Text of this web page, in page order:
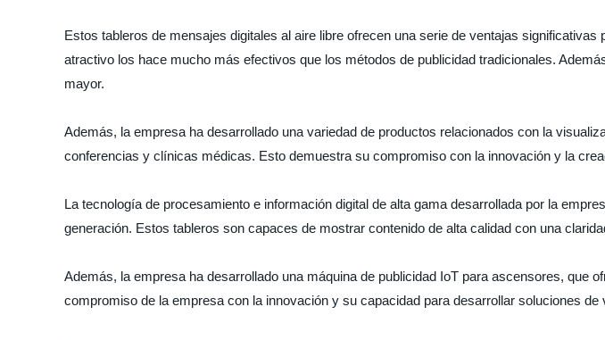
Estos tableros de mensajes digitales al aire libre ofrecen una serie de ventajas
atractivo los hace mucho más efectivos que los métodos de publicidad tradicionales.
mayor.
Además, la empresa ha desarrollado una variedad de productos relacionados con la
conferencias y clínicas médicas. Esto demuestra su compromiso con la innovación y la
La tecnología de procesamiento e información digital de alta gama desarrollada por la
generación. Estos tableros son capaces de mostrar contenido de alta calidad con una
Además, la empresa ha desarrollado una máquina de publicidad IoT para ascensores, que
compromiso de la empresa con la innovación y su capacidad para desarrollar soluciones